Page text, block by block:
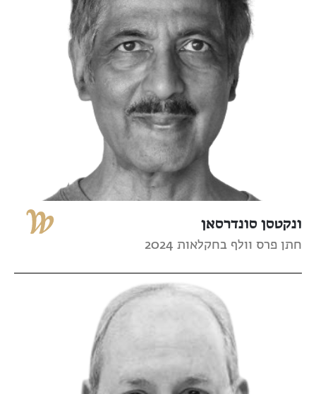
ונקטסן סונדרסאן
חתן פרס וולף בחקלאות 2024